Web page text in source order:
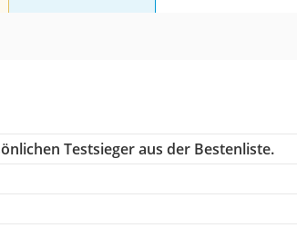
Testsieger aus der Bestenliste.